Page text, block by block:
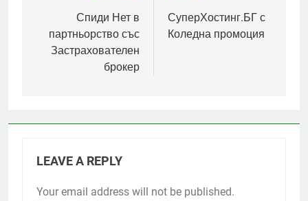
navigationСпиди Нет в
партньорство със
Застрахователен
брокер
СуперХостинг.БГ с
Коледна промоция
LEAVE A REPLY
Your email address will not be published.